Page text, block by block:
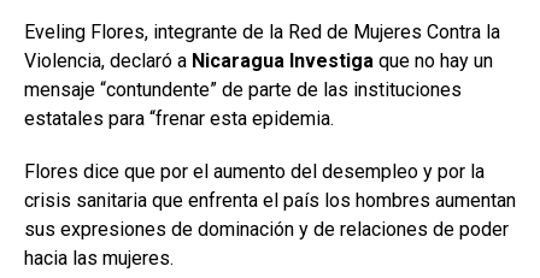
Eveling Flores, integrante de la Red de Mujeres Contra la
Violencia, declaró a Nicaragua Investiga que no hay un
mensaje “contundente” de parte de las instituciones
estatales para “frenar esta epidemia.
Flores dice que por el aumento del desempleo y por la
crisis sanitaria que enfrenta el país los hombres aumentan
sus expresiones de dominación y de relaciones de poder
hacia las mujeres.